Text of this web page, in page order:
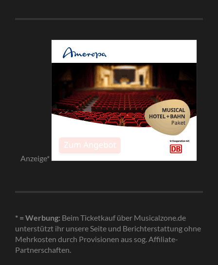
Anzeige*
* = Werbung: Beim Ticketkauf über Musicalzone.de
unterstützt ihr unsere Seite und Berichterstattung ohne
Mehrkosten durch Provisionen aus sog. Affiliate-
Partnerschaften.